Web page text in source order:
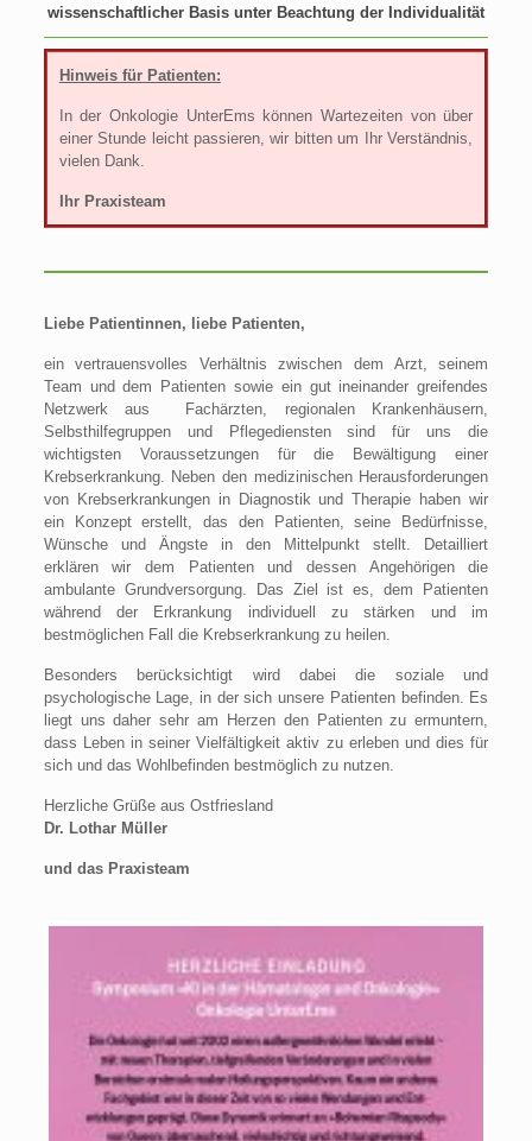
wissenschaftlicher Basis unter Beachtung der Individualität
Hinweis für Patienten:
In der Onkologie UnterEms können Wartezeiten von über
einer Stunde leicht passieren, wir bitten um Ihr Verständnis,
vielen Dank.
Ihr Praxisteam
Liebe Patientinnen, liebe Patienten,
ein vertrauensvolles Verhältnis zwischen dem Arzt, seinem
Team und dem Patienten sowie ein gut ineinander greifendes
Netzwerk aus Fachärzten, regionalen Krankenhäusern,
Selbsthilfegruppen und Pflegediensten sind für uns die
wichtigsten Voraussetzungen für die Bewältigung einer
Krebserkrankung. Neben den medizinischen Herausforderungen
von Krebserkrankungen in Diagnostik und Therapie haben wir
ein Konzept erstellt, das den Patienten, seine Bedürfnisse,
Wünsche und Ängste in den Mittelpunkt stellt. Detailliert
erklären wir dem Patienten und dessen Angehörigen die
ambulante Grundversorgung. Das Ziel ist es, dem Patienten
während der Erkrankung individuell zu stärken und im
bestmöglichen Fall die Krebserkrankung zu heilen.
Besonders berücksichtigt wird dabei die soziale und
psychologische Lage, in der sich unsere Patienten befinden. Es
liegt uns daher sehr am Herzen den Patienten zu ermuntern,
dass Leben in seiner Vielfältigkeit aktiv zu erleben und dies für
sich und das Wohlbefinden bestmöglich zu nutzen.
Herzliche Grüße aus Ostfriesland
Dr. Lothar Müller
und das Praxisteam